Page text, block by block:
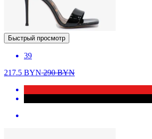
Быстрый просмотр
39
217.5 BYN290BYN